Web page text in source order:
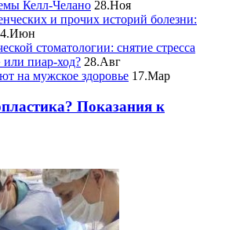
Келл-Челано 28.Ноя
и прочих историй болезни:
4.Июн
стоматологии: снятие стресса
или пиар-ход? 28.Авг
на мужское здоровье 17.Мар
Показания к